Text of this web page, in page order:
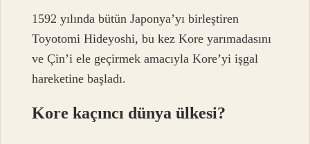
1592 yılında bütün Japonya’yı birleştiren
Toyotomi Hideyoshi, bu kez Kore yarımadasını
ve Çin’i ele geçirmek amacıyla Kore’yi işgal
hareketine başladı.
Kore kaçıncı dünya ülkesi?